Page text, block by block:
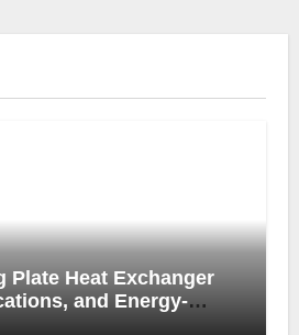
Plate Heat Exchanger
and Energy-